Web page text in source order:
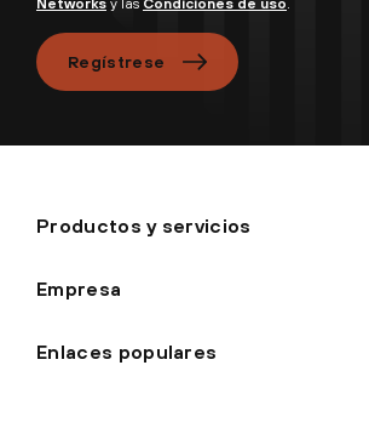
Networks y las Condiciones de uso.
Regístrese
Productos y servicios
Empresa
Enlaces populares